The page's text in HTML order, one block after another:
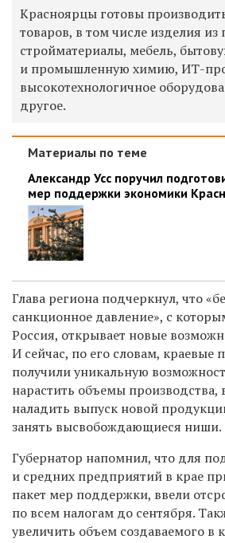
Красноярцы готовы
товаров, в том числе изделия из
стройматериалы, мебель,
и промышленную химию, ИТ-
высокотехнологичное
другое.
Материалы по теме
Александр Усс поручил
мер поддержки экономики
Глава региона подчеркнул, что
санкционное давление», с
Россия, открывает новые
И сейчас, по его словам, краевые
получили уникальную
нарастить объемы производства,
наладить выпуск новой
занять высвобождающиеся ниши.
Губернатор напомнил, что для
и средних предприятий в крае
пакет мер поддержки, ввели
по всем налогам до сентября.
увеличить объем создаваемого в